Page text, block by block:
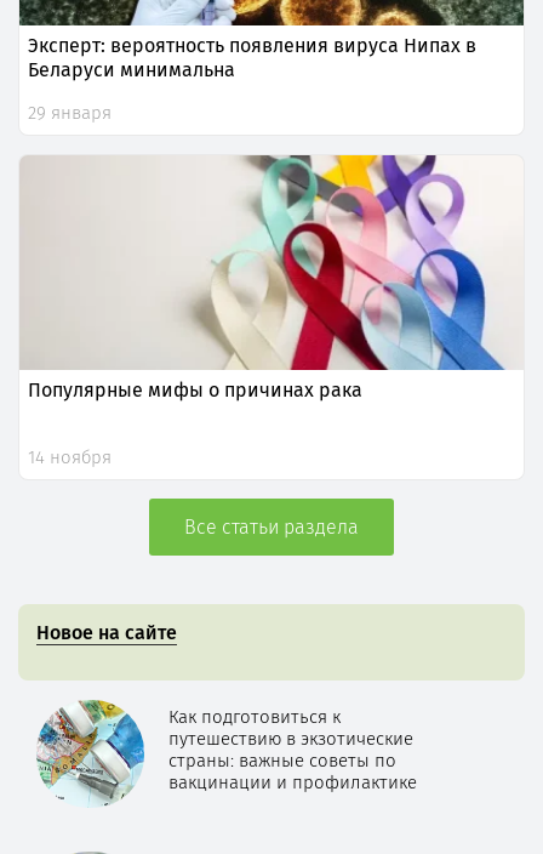
Эксперт: вероятность появления вируса Нипах в
Беларуси минимальна
29 января
Популярные мифы о причинах рака
14 ноября
Все статьи раздела
Новое на сайте
Как подготовиться к
путешествию в экзотические
страны: важные советы по
вакцинации и профилактике